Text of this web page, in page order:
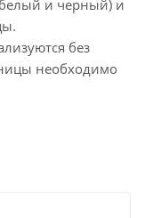
и черный) и
без
необходимо